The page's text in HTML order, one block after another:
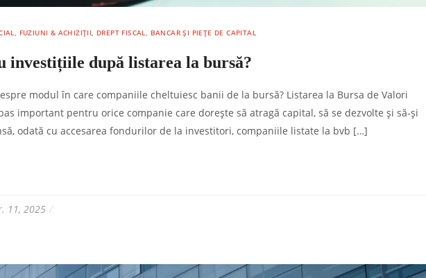
FUZIUNI & ACHIZIȚII DREPT FISCAL, BANCAR ȘI PIEȚE DE CAPITAL
investițiile după listarea la bursă?
modul în care companiile cheltuiesc banii de la bursă? Listarea la Bursa de Valori
important pentru orice companie care dorește să atragă capital, să se dezvolte și să-și
odată cu accesarea fondurilor de la investitori, companiile listate la bvb […]
11, 2025